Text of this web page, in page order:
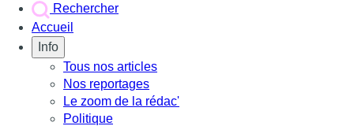
Rechercher
Accueil
Info
Tous nos articles
Nos reportages
Le zoom de la rédac'
Politique